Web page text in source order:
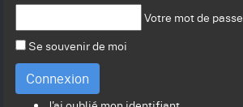
Votre mot de passe
Se souvenir de moi
Connexion